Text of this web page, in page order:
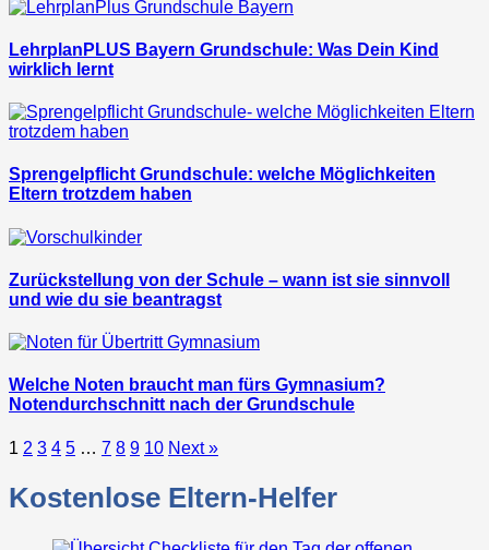
LehrplanPLUS Bayern Grundschule: Was Dein Kind
wirklich lernt
Sprengelpflicht Grundschule: welche Möglichkeiten
Eltern trotzdem haben
Zurückstellung von der Schule – wann ist sie sinnvoll
und wie du sie beantragst
Welche Noten braucht man fürs Gymnasium?
Notendurchschnitt nach der Grundschule
1 2 3 4 5 … 7 8 9 10 Next »
Kostenlose Eltern-Helfer